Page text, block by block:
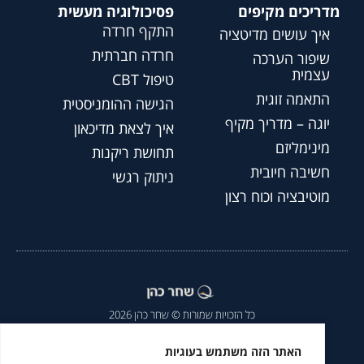
האתר הזה משתמש בעוגיות
מדריכים מקיפים
איך עושים מדיטציה
שיפור הערכה
עצמית
התאמה זוגית
יוגה – מדריך מקיף
מינימליזם
חשיבה חיובית
מוטיבציה וכוח רצון
פסיכולוגיה מעשית
התקף חרדה
חרדה חברתית
טיפול CBT
הגישה ההומניסטית
איך לצאת מדיכאון
תחושת ריקנות
ניתוק רגשי
כל הזכויות שמורות © שחר כהן 2026
הצהרת נגישות|מדיניות פרטיות